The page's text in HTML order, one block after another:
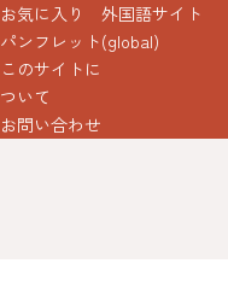
お気に入り
パンフレット
このサイトに
ついて
お問い合わせ
外国語サイト
(global)